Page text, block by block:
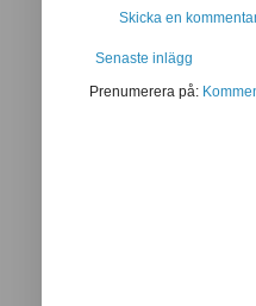
Skicka en
Senaste inlägg
Prenumerera på: